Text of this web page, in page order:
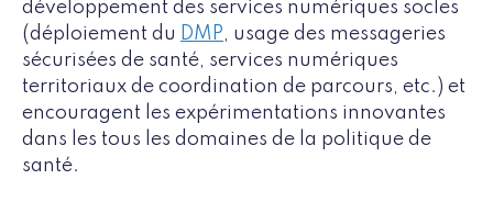
développement des services numériques socles
(déploiement du DMP, usage des messageries
sécurisées de santé, services numériques
territoriaux de coordination de parcours, etc.) et
encouragent les expérimentations innovantes
dans les tous les domaines de la politique de
santé.